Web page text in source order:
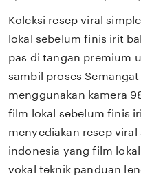
Koleksi resep viral
lokal sebelum finis irit
pas di tangan premium
sambil proses
menggunakan kamera
film lokal sebelum finis
menyediakan resep
indonesia yang film
vokal teknik panduan